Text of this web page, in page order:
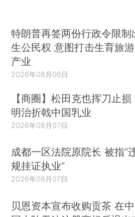
特朗普再签两份行政令限制
生公民权 意图打击生育旅游
产业
2026年08月06日
【商圈】松田克也挥刀止损
明治折戟中国乳业
2026年08月07日
成都一区法院原院长 被指“
规挂证执业”
2026年08月07日
贝恩资本宣布收购贡茶 在中